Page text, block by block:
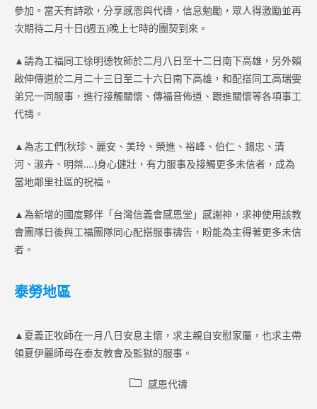
參加。當天有詩歌，分享感恩與代禱，信息勉勵，眾人得激勵並再
次期待二月十日(週五)晚上七時的團契到來。
▲請為工福同工徐明德牧師於二月八日至十二日南下高雄，另外賴
啟伸傳道於二月二十三日至二十六日南下高雄，和配搭同工高瑞雯
弟兄一同服事，進行接觸關懷、傳福音佈道、跟進關懷等各項事工
代禱。
▲為志工們(秋珍、麗安、美玲、榮進、裕峰、伯仁、錫忠、清
河、淑卉、明桀….)身心健壯，有力服事及接觸更多未信者，成為
當地鄰里社區的祝福。
▲為新增的國度夥伴「台灣信義會感恩堂」感謝神，求神使用該教
會團隊日後與工福團隊同心配搭服事禱告，盼能為主得著更多未信
者。
泰勞地區
▲夏義正牧師在一月八日安息主懷，求主親自安慰家屬，也求主帶
領夏伊麗師母在泰友教會及監獄的服事。
Post 感恩代禱